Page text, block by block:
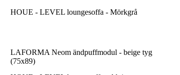
HOUE - LEVEL loungesoffa - Mörkgrå
LAFORMA Neom ändpuffmodul - beige tyg
(75x89)